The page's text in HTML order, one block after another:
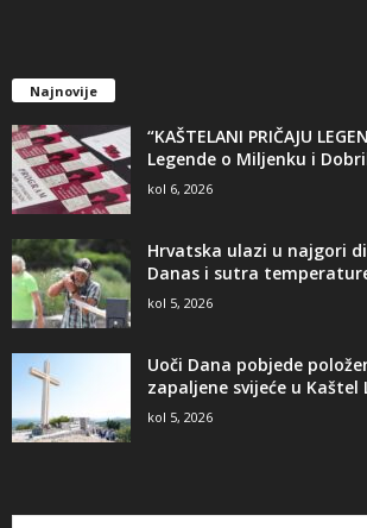
Najnovije
“KAŠTELANI PRIČAJU
Legende o Miljenku i
kol 6, 2026
Hrvatska ulazi u najgori
Danas i sutra
kol 5, 2026
Uoči Dana pobjede
zapaljene svijeće u Kaštel
kol 5, 2026